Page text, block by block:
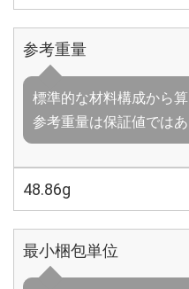
参考重量
標準的な材料構成から
参考重量は保証値では
48.86g
最小梱包単位